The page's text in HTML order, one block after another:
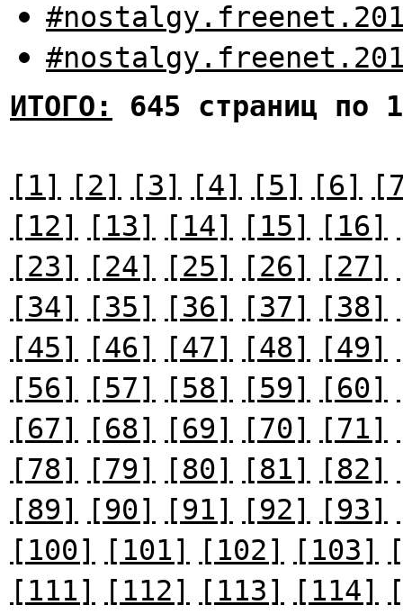
ИТОГО:
645 страниц по
[1] [2] [3] [4] [5] [6]
[12]
[13] [14] [15] [16]
[23]
[24] [25] [26] [27]
[34]
[35] [36] [37] [38]
[45]
[46] [47] [48] [49]
[56]
[57] [58] [59] [60]
[67]
[68] [69] [70] [71]
[78]
[79] [80] [81] [82]
[89]
[90] [91] [92] [93]
[100]
[101] [102] [103]
[111]
[112] [113] [114]